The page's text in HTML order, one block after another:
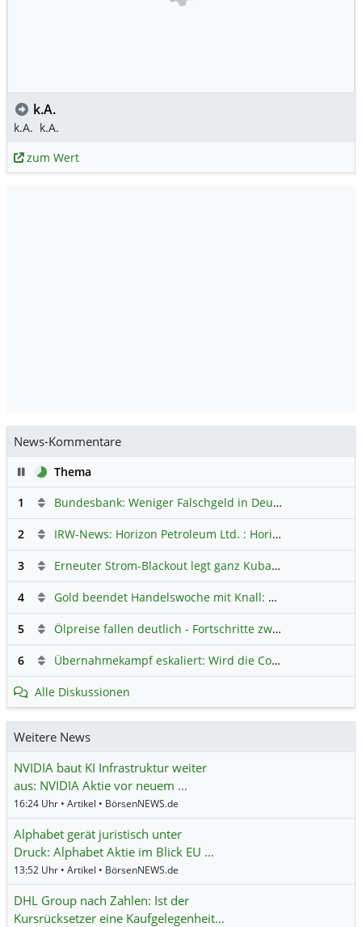
k.A.
k.A. k.A.
zum Wert
News-Kommentare
PauseThema
1
Bundesbank: Weniger Falschgeld in Deutschland
2 IRW-News: Horizon Petroleum Ltd. : Horizon Petroleum beginnt mit der Testförderung im Projekt Lachowice in Polen und schließt die Platzierung einer überzeichneten Wandelanleihe ab
3 Erneuter Strom-Blackout legt ganz Kuba lahm
4 Gold beendet Handelswoche mit Knall: Barrick Mining – Ist diese Aktie wieder ein Kauf?
5 Ölpreise fallen deutlich - Fortschritte zwischen USA und Iran belasten
6 Übernahmekampf eskaliert: Wird die Commerzbank italienisch?
Alle Diskussionen
Weitere News
NVIDIA baut KI Infrastruktur weiter
aus: NVIDIA Aktie vor neuem …
16:24 Uhr • Artikel • BörsenNEWS.de
Alphabet gerät juristisch unter
Druck: Alphabet Aktie im Blick EU …
13:52 Uhr • Artikel • BörsenNEWS.de
DHL Group nach Zahlen: Ist der
Kursrücksetzer eine Kaufgelegenheit…